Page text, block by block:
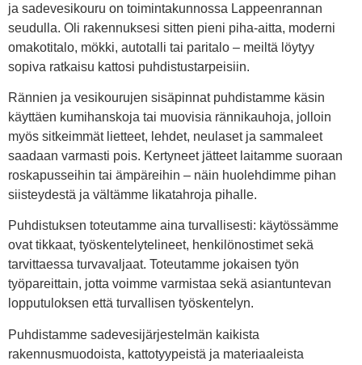
ja sadevesikouru on toimintakunnossa Lappeenrannan
seudulla. Oli rakennuksesi sitten pieni piha-aitta, moderni
omakotitalo, mökki, autotalli tai paritalo – meiltä löytyy
sopiva ratkaisu kattosi puhdistustarpeisiin.
Rännien ja vesikourujen sisäpinnat puhdistamme käsin
käyttäen kumihanskoja tai muovisia rännikauhoja, jolloin
myös sitkeimmät lietteet, lehdet, neulaset ja sammaleet
saadaan varmasti pois. Kertyneet jätteet laitamme suoraan
roskapusseihin tai ämpäreihin – näin huolehdimme pihan
siisteydestä ja vältämme likatahroja pihalle.
Puhdistuksen toteutamme aina turvallisesti: käytössämme
ovat tikkaat, työskentelytelineet, henkilönostimet sekä
tarvittaessa turvavaljaat. Toteutamme jokaisen työn
työpareittain, jotta voimme varmistaa sekä asiantuntevan
lopputuloksen että turvallisen työskentelyn.
Puhdistamme sadevesijärjestelmän kaikista
rakennusmuodoista, kattotyypeistä ja materiaaleista